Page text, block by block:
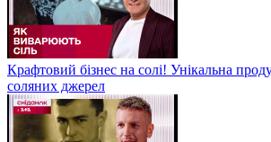
⚡Головне на ранок 5 листопада: Більше
Україні, удар по військах КНДР